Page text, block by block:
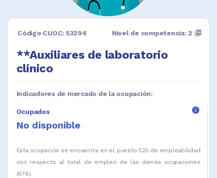
Código CUOC: 53294
**Auxiliares de laboratorio
clínico
Nivel de competencia: 2 picture_as_pdf
Indicadores de mercado de la ocupación:
Ocupados info
No disponible
Esta ocupación se encuentra en el puesto 525 de empleabilidad
con respecto al total de empleo de las demás ocupaciones
(676).